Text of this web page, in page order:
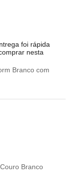
foi rápida
nesta
Branco com
Branco